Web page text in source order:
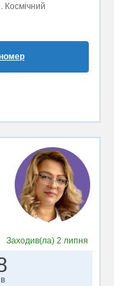
Космічний
Заходив(ла)2 липня